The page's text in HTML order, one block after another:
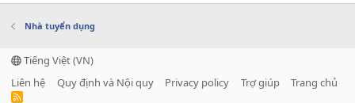
Nhà tuyển dụng
Tiếng Việt (VN)
Liên hệ
Quy định và Nội quy Privacy policy Trợ giúp Trang chủ
R